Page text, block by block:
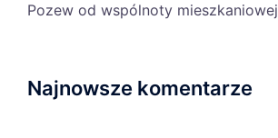
Pozew od wspólnoty mieszkaniowej
Najnowsze komentarze